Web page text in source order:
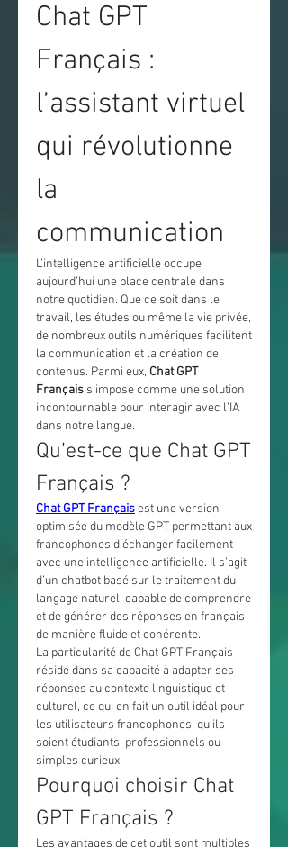
Chat GPT
Français :
l’assistant virtuel
qui révolutionne
la
communication
L’intelligence artificielle occupe
aujourd’hui une place centrale dans
notre quotidien. Que ce soit dans le
travail, les études ou même la vie privée,
de nombreux outils numériques facilitent
la communication et la création de
contenus. Parmi eux, Chat GPT
Français s’impose comme une solution
incontournable pour interagir avec l’IA
dans notre langue.
Qu’est-ce que Chat GPT
Français ?
Chat GPT Français est une version
optimisée du modèle GPT permettant aux
francophones d’échanger facilement
avec une intelligence artificielle. Il s’agit
d’un chatbot basé sur le traitement du
langage naturel, capable de comprendre
et de générer des réponses en français
de manière fluide et cohérente.
La particularité de Chat GPT Français
réside dans sa capacité à adapter ses
réponses au contexte linguistique et
culturel, ce qui en fait un outil idéal pour
les utilisateurs francophones, qu’ils
soient étudiants, professionnels ou
simples curieux.
Pourquoi choisir Chat
GPT Français ?
Les avantages de cet outil sont multiples